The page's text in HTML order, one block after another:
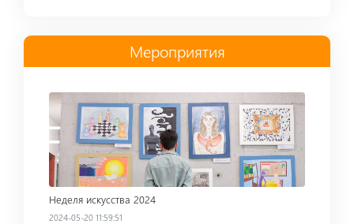
Мероприятия
Read more
Неделя искусства 2024
2024-05-20 11:59:51